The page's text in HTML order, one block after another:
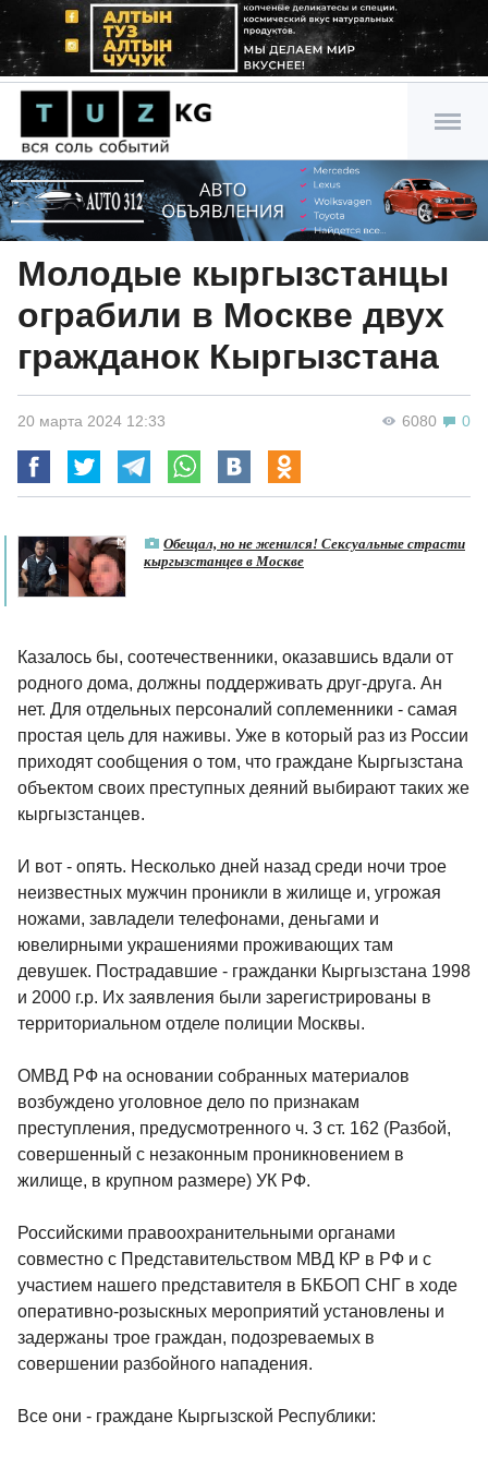
Молодые кыргызстанцы
ограбили в Москве двух
гражданок Кыргызстана
6080 0
20 марта 2024 12:33
Обещал, но не женился! Сексуальные страсти
кыргызстанцев в Москве
Казалось бы, соотечественники, оказавшись вдали от
родного дома, должны поддерживать друг-друга. Ан
нет. Для отдельных персоналий соплеменники - самая
простая цель для наживы. Уже в который раз из России
приходят сообщения о том, что граждане Кыргызстана
объектом своих преступных деяний выбирают таких же
кыргызстанцев.
И вот - опять. Несколько дней назад среди ночи трое
неизвестных мужчин проникли в жилище и, угрожая
ножами, завладели телефонами, деньгами и
ювелирными украшениями проживающих там
девушек. Пострадавшие - гражданки Кыргызстана 1998
и 2000 г.р. Их заявления были зарегистрированы в
территориальном отделе полиции Москвы.
ОМВД РФ на основании собранных материалов
возбуждено уголовное дело по признакам
преступления, предусмотренного ч. 3 ст. 162 (Разбой,
совершенный с незаконным проникновением в
жилище, в крупном размере) УК РФ.
Российскими правоохранительными органами
совместно с Представительством МВД КР в РФ и с
участием нашего представителя в БКБОП СНГ в ходе
оперативно-розыскных мероприятий установлены и
задержаны трое граждан, подозреваемых в
совершении разбойного нападения.
Все они - граждане Кыргызской Республики: